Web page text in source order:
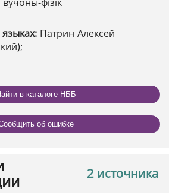
Патрин Алексей
в каталоге НББ
об ошибке
2 источника